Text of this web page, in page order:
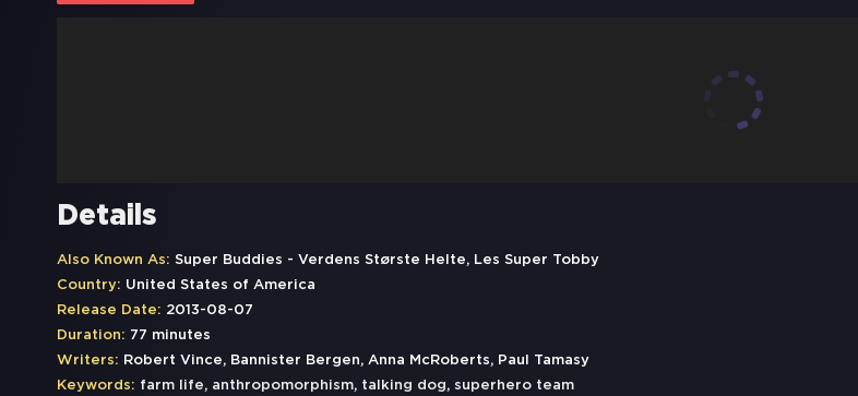
Details
Also Known As: Super Buddies - Verdens Største Helte, Les Super Tobby
Country: United States of America
Release Date: 2013-08-07
Duration: 77 minutes
Writers: Robert Vince, Bannister Bergen, Anna McRoberts, Paul Tamasy
Keywords: farm life, anthropomorphism, talking dog, superhero team